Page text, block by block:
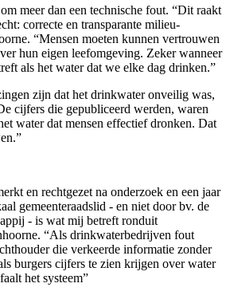
meer dan een technische fout. “Dit raakt
correcte en transparante milieu-
“Mensen moeten kunnen vertrouwen
hun eigen leefomgeving. Zeker wanneer
als het water dat we elke dag drinken.”
zijn dat het drinkwater onveilig was,
cijfers die gepubliceerd werden, waren
water dat mensen effectief dronken. Dat
en rechtgezet na onderzoek en een jaar
gemeenteraadslid - en niet door bv. de
- is wat mij betreft ronduit
“Als drinkwaterbedrijven fout
die verkeerde informatie zonder
burgers cijfers te zien krijgen over water
het systeem”